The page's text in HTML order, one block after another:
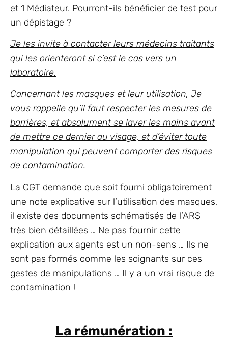
et 1 Médiateur. Pourront-ils bénéficier de test pour
un dépistage ?
Je les invite à contacter leurs médecins traitants
qui les orienteront si c’est le cas vers un
laboratoire.
Concernant les masques et leur utilisation, Je
vous rappelle qu’il faut respecter les mesures de
barrières, et absolument se laver les mains avant
de mettre ce dernier au visage, et d’éviter toute
manipulation qui peuvent comporter des risques
de contamination.
La CGT demande que soit fourni obligatoirement
une note explicative sur l’utilisation des masques,
il existe des documents schématisés de l’ARS
très bien détaillées … Ne pas fournir cette
explication aux agents est un non-sens … Ils ne
sont pas formés comme les soignants sur ces
gestes de manipulations … Il y a un vrai risque de
contamination !
La rémunération :